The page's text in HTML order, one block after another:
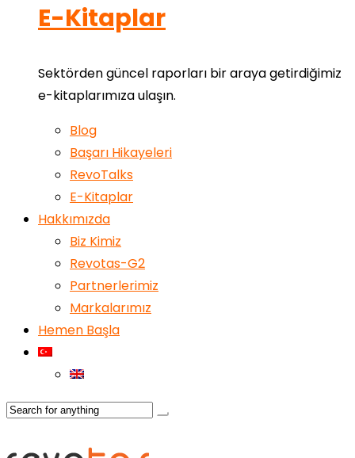
E-Kitaplar
Sektörden güncel raporları bir araya getirdiğimiz
e-kitaplarımıza ulaşın.
Blog
Başarı Hikayeleri
RevoTalks
E-Kitaplar
Hakkımızda
Biz Kimiz
Revotas-G2
Partnerlerimiz
Markalarımız
Hemen Başla